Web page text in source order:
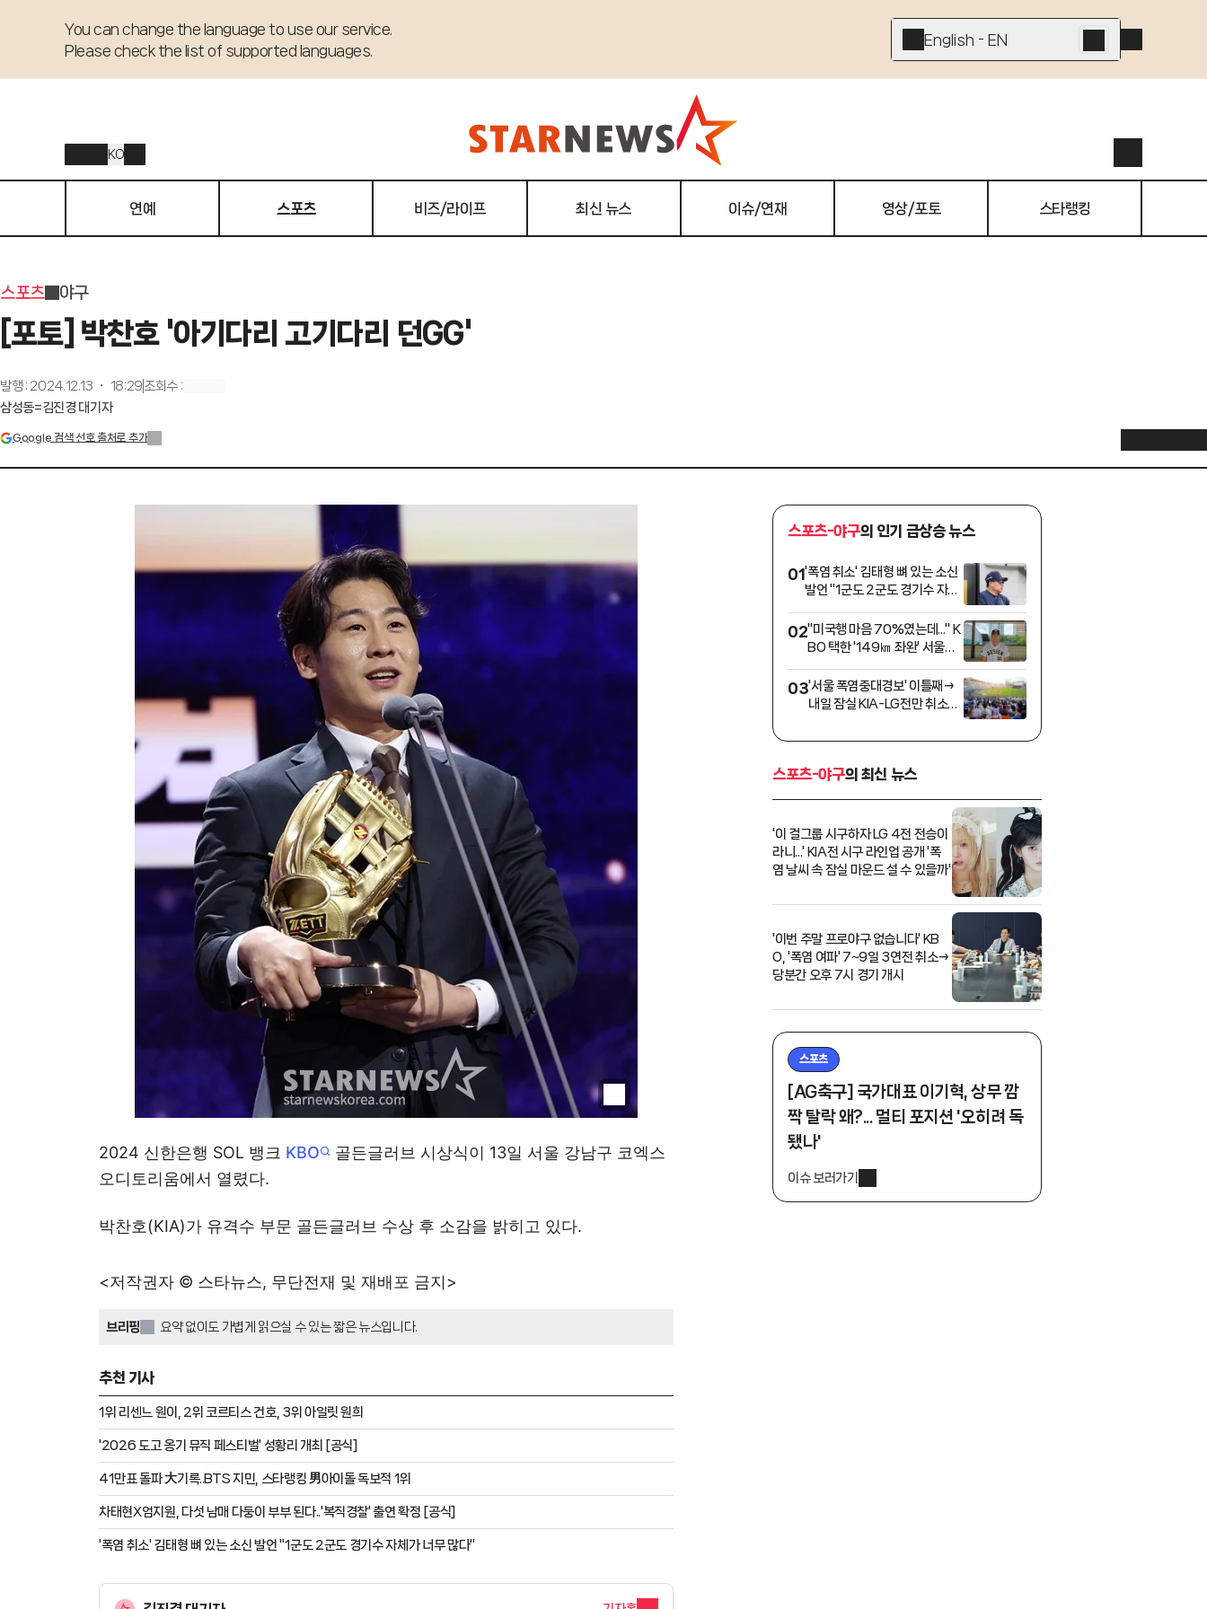
You can change the language to use our service.
Please check the list of supported languages.
English - EN
KO
연예 스포츠 비즈/라이프 최신 뉴스 이슈/연재 영상/포토 스타랭킹
스포츠 야구
[포토] 박찬호 '아기다리 고기다리 던GG'
발행 : 2024.12.13 ・ 18:29 조회수:
삼성동=김진경 대기자
Google 검색 선호 출처로 추가
2024 신한은행 SOL 뱅크 KBO
골든글러브 시상식이 13일 서울 강남구 코엑스
오디토리움에서 열렸다.
박찬호(KIA)가 유격수 부문 골든글러브 수상 후 소감을 밝히고 있다.
<저작권자 © 스타뉴스, 무단전재 및 재배포 금지>
브리핑 요약 없이도 가볍게 읽으실 수 있는 짧은 뉴스입니다.
추천 기사
1위 리센느 원이, 2위 코르티스 건호, 3위 아일릿 원희
'2026 도고 옹기 뮤직 페스티벌' 성황리 개최 [공식]
41만표 돌파 大기록..BTS 지민, 스타랭킹 男아이돌 독보적 1위
차태현X엄지원, 다섯 남매 다둥이 부부 된다..'복직경찰' 출연 확정 [공식]
'폭염 취소' 김태형 뼈 있는 소신 발언 "1군도 2군도 경기수 자체가 너무 많다"
스포츠-야구의 인기 급상승 뉴스
01'폭염 취소' 김태형 뼈 있는 소신
발언 "1군도 2군도 경기수 자체
02"미국행 마음 70%였는데..." K
BO 택한 '149㎞ 좌완' 서울디
신고 이승원과 맞대결 꿈꾼다
[인터뷰]
03'서울 폭염중대경보' 이틀째→
내일 잠실 KIA-LG전만 취소되
구장은 가능
스포츠-야구의 최신 뉴스
'이 걸그룹 시구하자 LG 4전 전승이
라니...' KIA전 시구 라인업 공개 '폭
염 날씨 속 잠실 마운드 설 수 있을까'
'이번 주말 프로야구 없습니다' KB
O, '폭염 여파' 7~9일 3연전 취소→
당분간 오후 7시 경기 개시
스포츠
[AG축구] 국가대표 이기혁, 상무 깜
짝 탈락 왜?... 멀티 포지션 '오히려 독
됐나'
이슈 보러가기